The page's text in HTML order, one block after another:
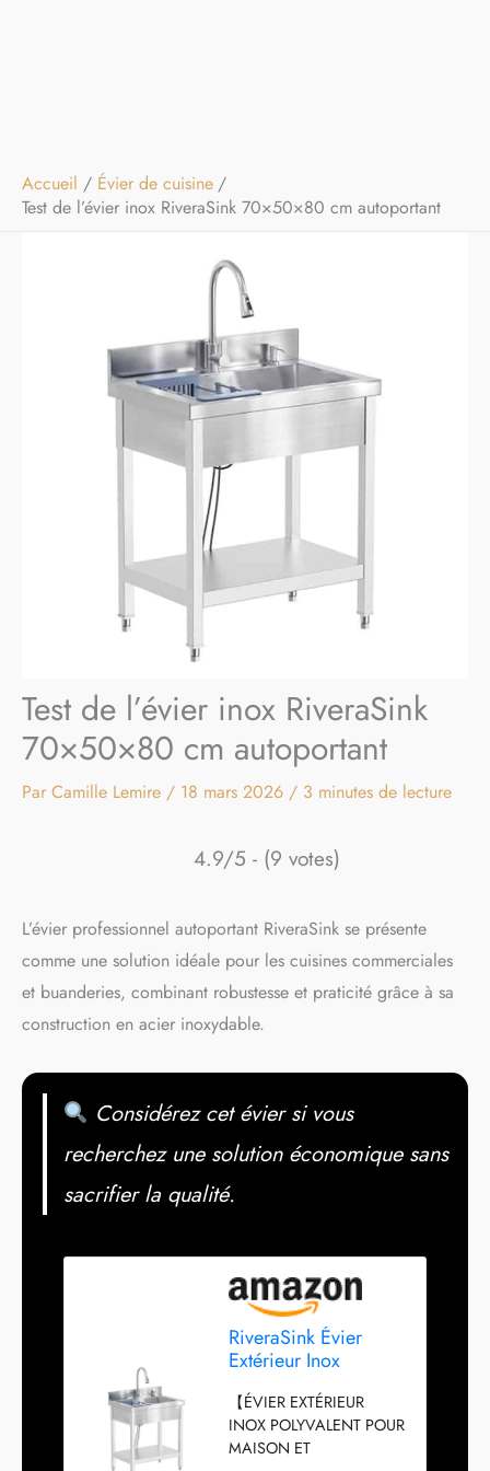
Accueil
Évier de cuisine
Test de l’évier inox RiveraSink 70×50×80 cm autoportant
Test de l’évier inox RiveraSink
70×50×80 cm autoportant
Par Camille Lemire / 18 mars 2026 / 3 minutes de lecture
4.9/5 - (9 votes)
L’évier professionnel autoportant RiveraSink se présente
comme une solution idéale pour les cuisines commerciales
et buanderies, combinant robustesse et praticité grâce à sa
construction en acier inoxydable.
Considérez cet évier si vous
recherchez une solution économique sans
sacrifier la qualité.
RiveraSink Évier
Extérieur Inox
70×50×80 cm, Évier
de Cuisine sur Pied
en Acier Inoxydable
【ÉVIER EXTÉRIEUR
INOX POLYVALENT POUR
MAISON ET